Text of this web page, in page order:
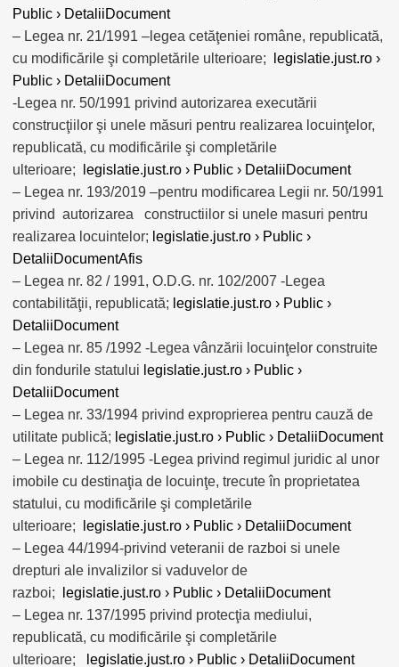
Public › DetaliiDocument
– Legea nr. 21/1991 –legea cetăţeniei române, republicată,
cu modificările şi completările ulterioare;
legislatie.just.ro ›
Public › DetaliiDocument
-Legea nr. 50/1991 privind autorizarea executării
construcţiilor şi unele măsuri pentru realizarea locuinţelor,
republicată, cu modificările şi completările
ulterioare;
legislatie.just.ro › Public › DetaliiDocument
– Legea nr. 193/2019 –pentru modificarea Legii nr. 50/1991
privind autorizarea constructiilor si unele masuri pentru
realizarea locuintelor; legislatie.just.ro › Public ›
DetaliiDocumentAfis
– Legea nr. 82 / 1991, O.D.G. nr. 102/2007 -Legea
contabilităţii, republicată; legislatie.just.ro › Public ›
DetaliiDocument
– Legea nr. 85 /1992 -Legea vânzării locuinţelor construite
din fondurile statului legislatie.just.ro › Public ›
DetaliiDocument
– Legea nr. 33/1994 privind exproprierea pentru cauză de
utilitate publică; legislatie.just.ro › Public › DetaliiDocument
– Legea nr. 112/1995 -Legea privind regimul juridic al unor
imobile cu destinaţia de locuinţe, trecute în proprietatea
statului, cu modificările şi completările
ulterioare;
legislatie.just.ro › Public › DetaliiDocument
– Legea 44/1994-privind veteranii de razboi si unele
drepturi ale invalizilor si vaduvelor de
razboi;
legislatie.just.ro › Public › DetaliiDocument
– Legea nr. 137/1995 privind protecţia mediului,
republicată, cu modificările şi completările
ulterioare;
legislatie.just.ro › Public › DetaliiDocument